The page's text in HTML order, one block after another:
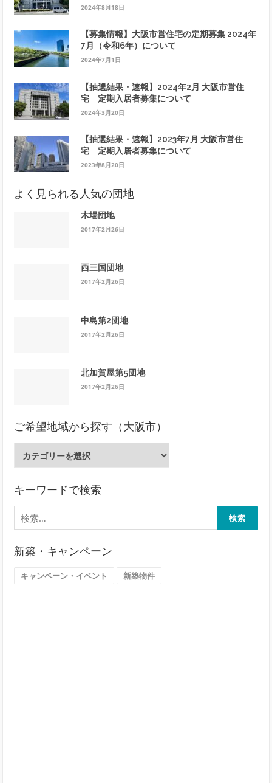
2024年8月18日
【募集情報】大阪市営住宅の定期募集 2024年
7月（令和6年）について
2024年7月1日
【抽選結果・速報】2024年2月 大阪市営住
宅 定期入居者募集について
2024年3月20日
【抽選結果・速報】2023年7月 大阪市営住
宅 定期入居者募集について
2023年8月20日
よく見られる人気の団地
木場団地
2017年2月26日
西三国団地
2017年2月26日
中島第2団地
2017年2月26日
北加賀屋第5団地
2017年2月26日
ご希望地域から探す（大阪市）
地
か
ら
す
キーワードで検索
検
索:
新築・キャンペーン
キャンペーン・イベント 新築物件